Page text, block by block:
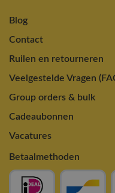
Blog
Contact
Ruilen en retourneren
Veelgestelde Vragen
Group orders & bulk
Cadeaubonnen
Vacatures
Betaalmethoden